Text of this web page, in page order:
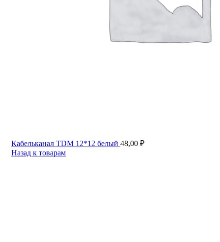
Кабельканал TDM 12*12 белый 48,00 ₽
Назад к товарам